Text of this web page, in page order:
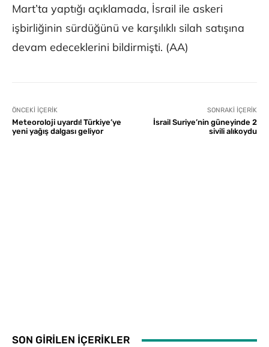
Mart’ta yaptığı açıklamada, İsrail ile askeri
işbirliğinin sürdüğünü ve karşılıklı silah satışına
devam edeceklerini bildirmişti. (AA)
ÖNCEKI İÇERIK
Meteoroloji uyardı! Türkiye’ye
yeni yağış dalgası geliyor
SONRAKI İÇERIK
İsrail Suriye’nin güneyinde 2
sivili alıkoydu
SON GİRİLEN İÇERİKLER